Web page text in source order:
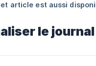
article est aussi
le